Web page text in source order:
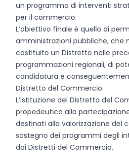
un programma di interventi
per il commercio.
L’obiettivo finale è quello di
amministrazioni pubbliche, che
costituito un Distretto nelle
programmazioni regionali, di
candidatura e
Distretto del Commercio.
L’istituzione del Distretto del
propedeutica alla
destinati alla valorizzazione del
sostegno dei programmi degli
dai Distretti del Commercio.